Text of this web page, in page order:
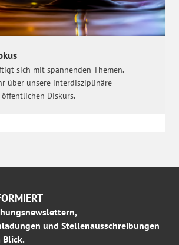
sich mit spannenden Themen.
über unsere interdisziplinäre
Diskurs.
und Stellenausschreibungen
Blick.